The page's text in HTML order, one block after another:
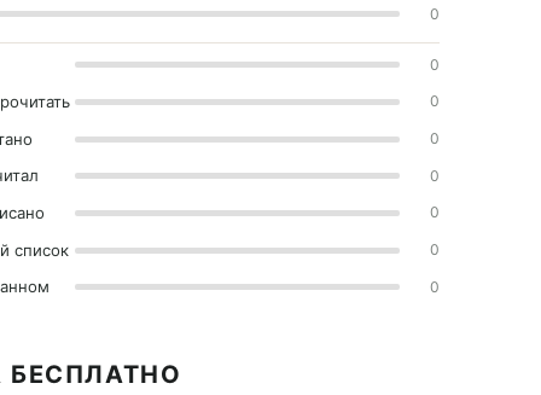
0
0
0
0
0
0
список 0
0